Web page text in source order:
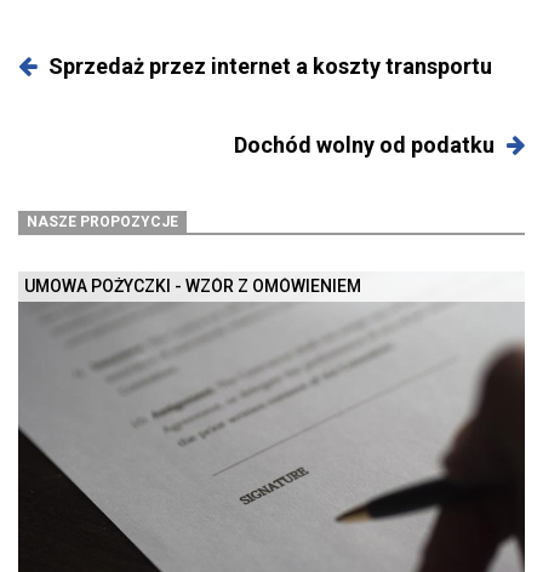
Sprzedaż przez internet a koszty transportu
Dochód wolny od podatku
NASZE PROPOZYCJE
UMOWA POŻYCZKI - WZÓR Z OMÓWIENIEM